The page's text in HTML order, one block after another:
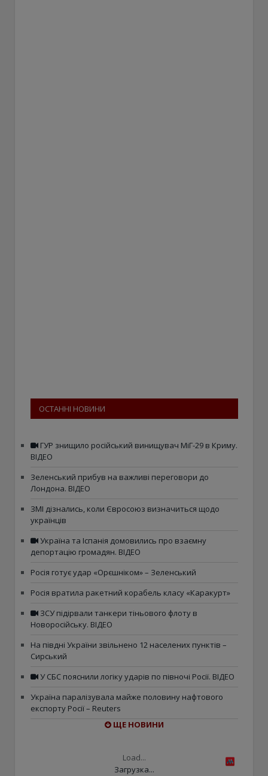
ОСТАННІ НОВИНИ
ГУР знищило російський винищувач МіГ-29 в Криму.
ВІДЕО
Зеленський прибув на важливі переговори до
Лондона. ВІДЕО
ЗМІ дізнались, коли Євросоюз визначиться щодо
українців
Україна та Іспанія домовились про взаємну
депортацію громадян. ВІДЕО
Росія готує удар «Орєшніком» – Зеленський
Росія вратила ракетний корабель класу «Каракурт»
ЗСУ підірвали танкери тіньового флоту в
Новоросійську. ВІДЕО
На півдні України звільнено 12 населених пунктів –
Сирський
У СБС пояснили логіку ударів по півночі Росії. ВІДЕО
Україна паралізувала майже половину нафтового
експорту Росії – Reuters
ЩЕ НОВИНИ
Load...
Загрузка...